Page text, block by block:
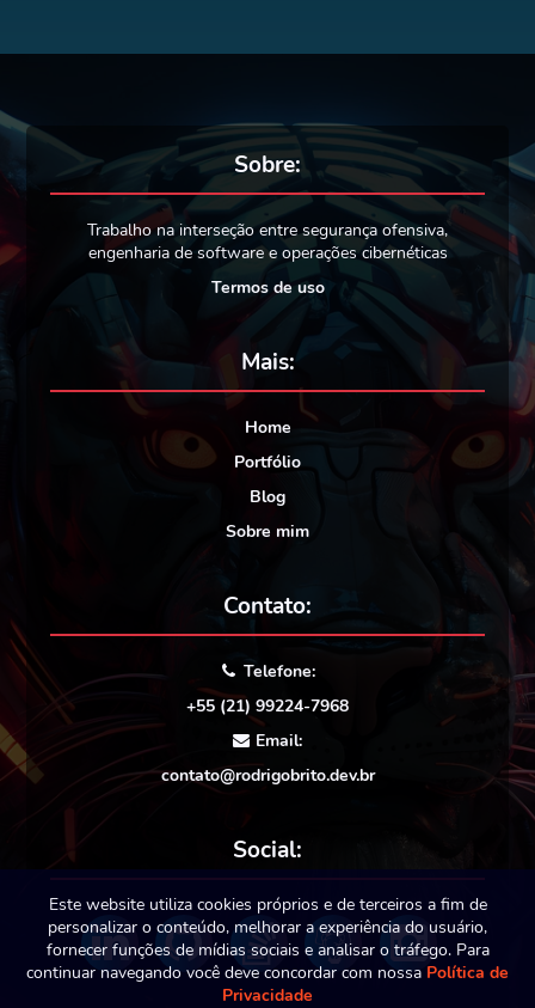
Sobre:
Trabalho na interseção entre segurança ofensiva,
engenharia de software e operações cibernéticas
Termos de uso
Mais:
Home
Portfólio
Blog
Sobre mim
Contato:
Telefone:
+55 (21) 99224-7968
Email:
contato@rodrigobrito.dev.br
Social:
Este website utiliza cookies próprios e de terceiros a fim de
personalizar o conteúdo, melhorar a experiência do usuário,
fornecer funções de mídias sociais e analisar o tráfego. Para
continuar navegando você deve concordar com nossa Política de
Privacidade